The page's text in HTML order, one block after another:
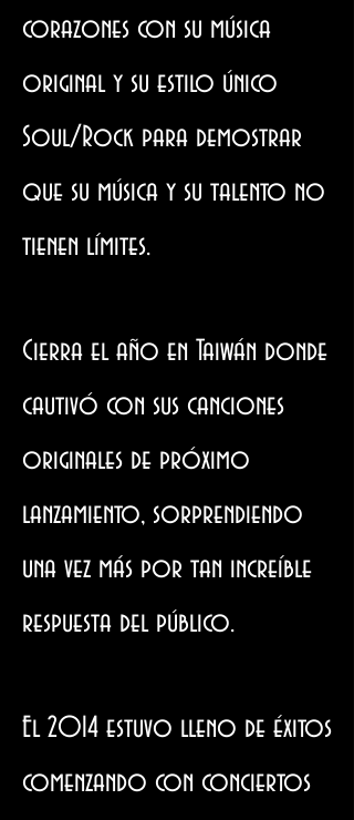
corazones con su música
original y su estilo único
Soul/Rock para demostrar
que su música y su talento no
tienen límites.
Cierra el año en Taiwán donde
cautivó con sus canciones
originales de próximo
lanzamiento, sorprendiendo
una vez más por tan increíble
respuesta del público.
El 2014 estuvo lleno de éxitos
comenzando con conciertos